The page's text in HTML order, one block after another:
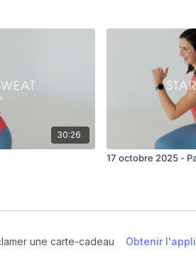
30:26
17 octobre 2025 -
une carte-cadeau Obtenir